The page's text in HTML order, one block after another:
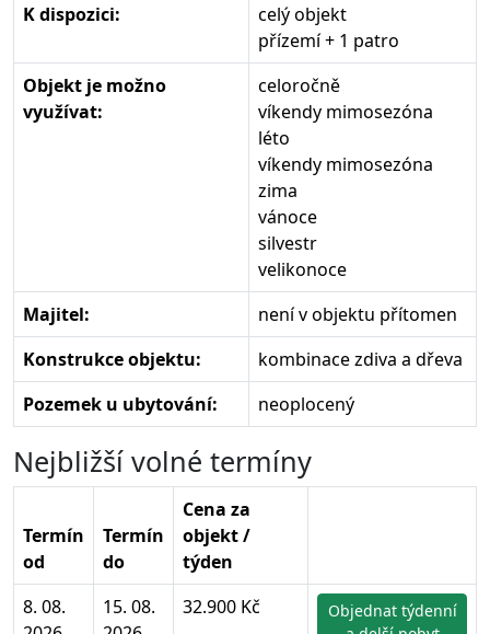
K dispozici:
celý objekt
přízemí + 1 patro
Objekt je možno
využívat:
celoročně
víkendy mimosezóna
léto
víkendy mimosezóna
zima
vánoce
silvestr
velikonoce
Majitel:
není v objektu přítomen
Konstrukce objektu:
kombinace zdiva a dřeva
Pozemek u ubytování:
neoplocený
Nejbližší volné termíny
Termín
od
Termín
do
Cena za
objekt /
týden
8. 08.
15. 08.
32.900 Kč
Objednat týdenní